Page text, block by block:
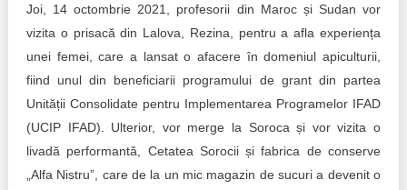
Joi, 14 octombrie 2021, profesorii din Maroc și Sudan vor
vizita o prisacă din Lalova, Rezina, pentru a afla experiența
unei femei, care a lansat o afacere în domeniul apiculturii,
fiind unul din beneficiarii programului de grant din partea
Unității Consolidate pentru Implementarea Programelor IFAD
(UCIP IFAD). Ulterior, vor merge la Soroca și vor vizita o
livadă performantă, Cetatea Sorocii și fabrica de conserve
„Alfa Nistru”, care de la un mic magazin de sucuri a devenit o